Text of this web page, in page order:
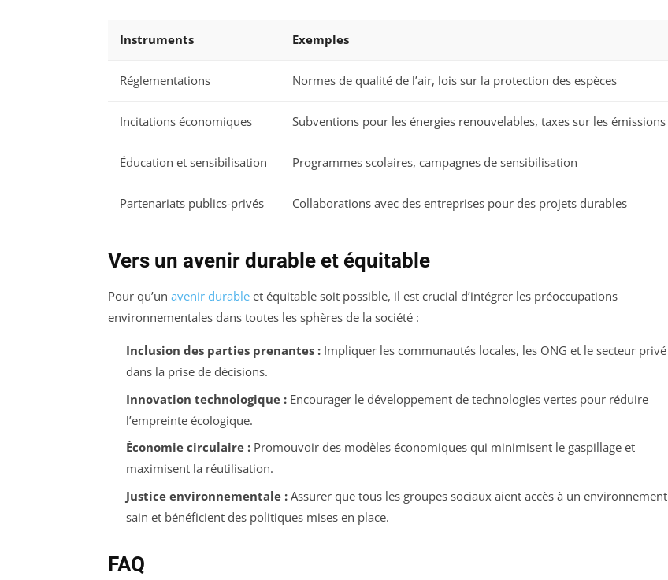
Instruments Exemples
Réglementations Normes de qualité de l’air, lois sur la protection des espèces
Incitations économiques Subventions pour les énergies renouvelables, taxes sur les émissions
Éducation et sensibilisation Programmes scolaires, campagnes de sensibilisation
Partenariats publics-privés Collaborations avec des entreprises pour des projets durables
Vers un avenir durable et équitable
Pour qu’un avenir durable et équitable soit possible, il est crucial d’intégrer les préoccupations
environnementales dans toutes les sphères de la société :
Inclusion des parties prenantes :Impliquer les communautés locales, les ONG et le secteur privé
dans la prise de décisions.
Innovation technologique :Encourager le développement de technologies vertes pour réduire
l’empreinte écologique.
Économie circulaire :Promouvoir des modèles économiques qui minimisent le gaspillage et
maximisent la réutilisation.
Justice environnementale :Assurer que tous les groupes sociaux aient accès à un environnement
sain et bénéficient des politiques mises en place.
FAQ